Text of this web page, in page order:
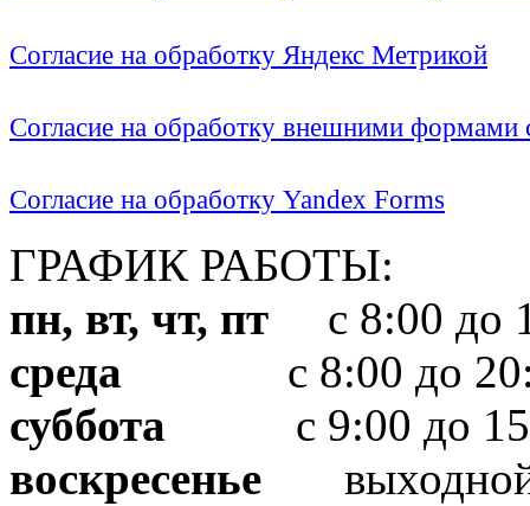
Согласие на обработку Яндекс Метрикой
Согласие на обработку внешними формами
Согласие на обработку Yandex Forms
ГРАФИК РАБОТЫ:
пн, вт, чт, пт с 8:00 до
среда с 8:00 до
суббота с 9:00 до
воскресенье